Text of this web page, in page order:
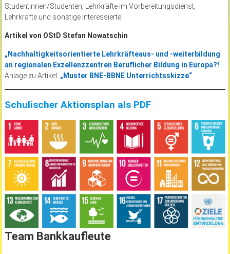
Studentinnen/Studenten, Lehrkräfte im Vorbereitungsdienst,
Lehrkräfte und sonstige Interessierte:
Artikel von OStD Stefan Nowatschin
„Nachhaltigkeitsorientierte Lehrkräfteaus- und -weiterbildung
an regionalen Exzellenzzentren Beruflicher Bildung in Europa?!
Anlage zu Artikel: „Muster BNE-BBNE Unterrichtsskizze“
Schulischer Aktionsplan als PDF
Team Bankkaufleute